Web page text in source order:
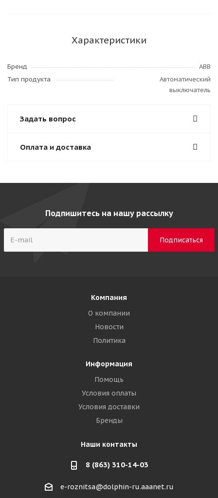
Характеристики
Бренд
ABB
Тип продукта
Автоматический
выключатель
Задать вопрос
Оплата и доставка
Подпишитесь на нашу рассылку
Компания
О компании
Новости
Политика
Информация
Помощь
Условия оплаты
Условия доставки
Бренды
Наши контакты
8 (863) 310-14-03
e-roznitsa@dolphin-ru.aaanet.ru